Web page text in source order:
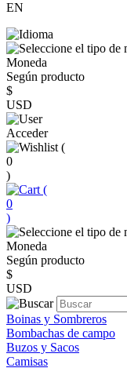
EN
Moneda
Según producto
$
USD
Acceder
(
0
)
(
0
)
Moneda
Según producto
$
USD
Boinas y Sombreros
Bombachas de campo
Buzos y Sacos
Camisas